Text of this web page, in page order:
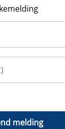
melding